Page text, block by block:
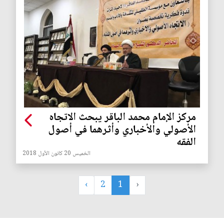
مركز الإمام محمد الباقر يبحث الاتجاه
الأصولي والأخباري وأثرهما في أصول
الفقه
الخميس 20 كانون الأول 2018
‹
1
2
›